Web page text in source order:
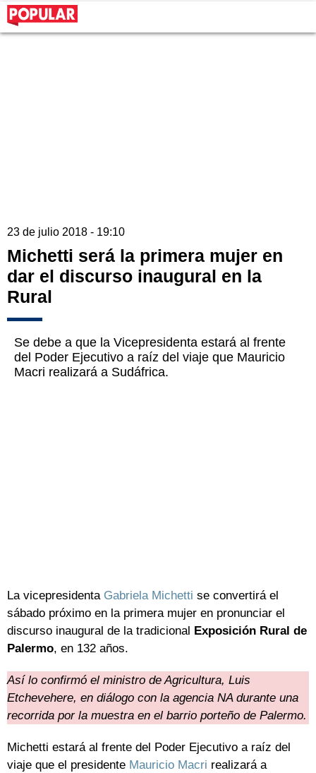
23 de julio 2018 - 19:10
Michetti será la primera mujer en
dar el discurso inaugural en la
Rural
Se debe a que la Vicepresidenta estará al frente
del Poder Ejecutivo a raíz del viaje que Mauricio
Macri realizará a Sudáfrica.
La vicepresidenta Gabriela Michetti se convertirá el
sábado próximo en la primera mujer en pronunciar el
discurso inaugural de la tradicional Exposición Rural de
Palermo, en 132 años.
Así lo confirmó el ministro de Agricultura, Luis
Etchevehere, en diálogo con la agencia NA durante una
recorrida por la muestra en el barrio porteño de Palermo.
Michetti estará al frente del Poder Ejecutivo a raíz del
viaje que el presidente Mauricio Macri realizará a